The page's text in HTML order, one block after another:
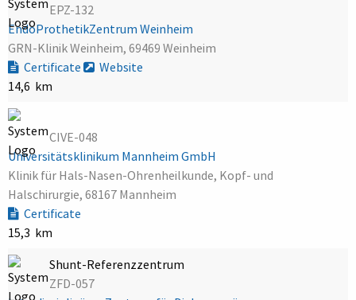
EPZ-132
EndoProthetikZentrum Weinheim
GRN-Klinik Weinheim, 69469 Weinheim
Certificate
Website
14,6 km
CIVE-048
Universitätsklinikum Mannheim GmbH
Klinik für Hals-Nasen-Ohrenheilkunde, Kopf- und
Halschirurgie, 68167 Mannheim
Certificate
15,3 km
Shunt-Referenzzentrum
ZFD-057